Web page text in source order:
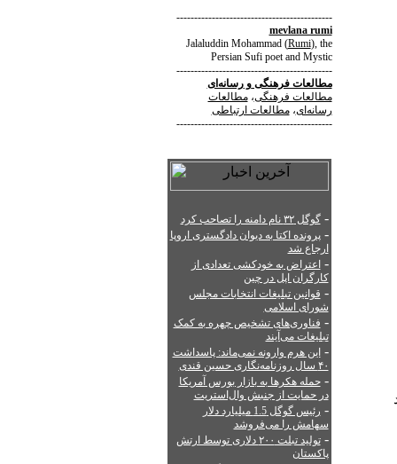
--------------------------------------------
mevlana rumi
Jalaluddin Mohammad(Rumi), the
Persian Sufi poet and Mystic
--------------------------------------------
مطالعات فرهنگیورسانه‌ای
مطالعات فرهنگی،مطالعات
رسانه‌ای،مطالعات ارتباطی
--------------------------------------------
-گوگل ۳۲ نام دامنه را تصاحب کرد
-پرونده اکتا به دیوان دادگستری اروپا
ارجاع شد
- اعتراض به خودکشی تعدادی از
کارگران اپل در چین
- قوانین تبلیغات انتخابات مجلس
شورای اسلامی
- فناوری‌های تشخیص چهره به کمک
تبلیغات می‌آیند
-این هرم وارونه نمی‌ماند: پاسداشت
۴۰ سال روزنامه‌نگاری حسین قندی
-حمله هکرها به بازار بورس آمریکا
در حمایت از جنبش وال‌استریت
-
رئیس گوگل 1.5 میلیارد دلار
سهامش را می‌فروشد
-
تولید تبلت ۲۰۰ دلاری توسط ارتش
پاکستان